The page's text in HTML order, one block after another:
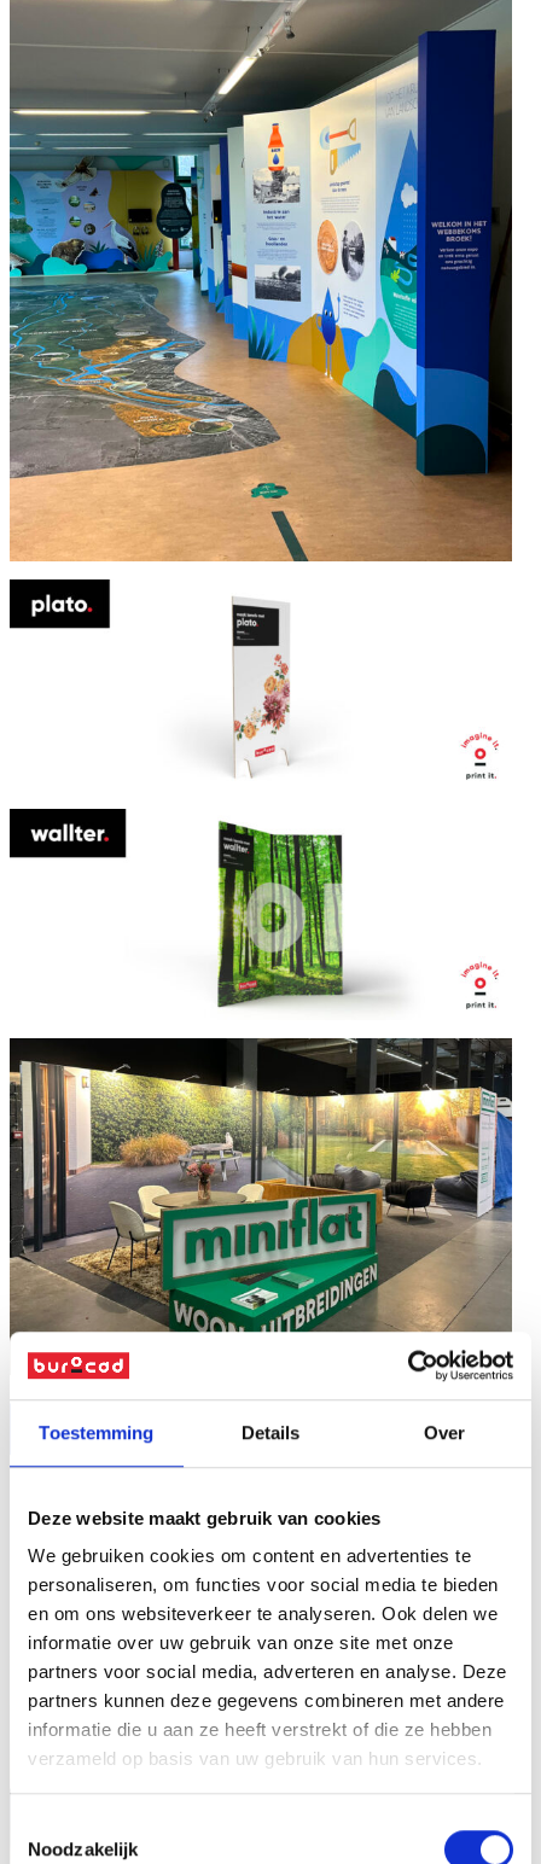
Toestemming Details Over
Deze website maakt gebruik van cookies
We gebruiken cookies om content en advertenties te
personaliseren, om functies voor social media te bieden
en om ons websiteverkeer te analyseren. Ook delen we
informatie over uw gebruik van onze site met onze
partners voor social media, adverteren en analyse. Deze
partners kunnen deze gegevens combineren met andere
informatie die u aan ze heeft verstrekt of die ze hebben
verzameld op basis van uw gebruik van hun services.
Noodzakelijk